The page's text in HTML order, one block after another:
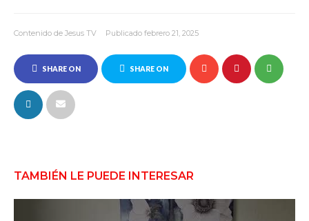
Contenido de Jesus TV Publicado febrero 21, 2025
SHARE ON
FACEBOOK
SHARE ON
TAMBIÉN LE PUEDE INTERESAR